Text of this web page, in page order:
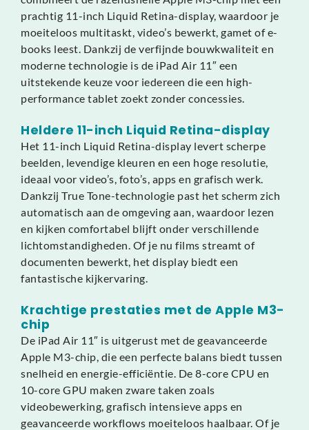
prachtig 11-inch Liquid Retina-display, waardoor je
moeiteloos multitaskt, video’s bewerkt, gamet of e-
books leest. Dankzij de verfijnde bouwkwaliteit en
moderne technologie is de iPad Air 11″ een
uitstekende keuze voor iedereen die een high-
performance tablet zoekt zonder concessies.
Heldere 11-inch Liquid Retina-display
Het 11-inch Liquid Retina-display levert scherpe
beelden, levendige kleuren en een hoge resolutie,
ideaal voor video’s, foto’s, apps en grafisch werk.
Dankzij True Tone-technologie past het scherm zich
automatisch aan de omgeving aan, waardoor lezen
en kijken comfortabel blijft onder verschillende
lichtomstandigheden. Of je nu films streamt of
documenten bewerkt, het display biedt een
fantastische kijkervaring.
Krachtige prestaties met de Apple M3-
chip
De iPad Air 11″ is uitgerust met de geavanceerde
Apple M3-chip, die een perfecte balans biedt tussen
snelheid en energie-efficiëntie. De 8-core CPU en
10-core GPU maken zware taken zoals
videobewerking, grafisch intensieve apps en
geavanceerde workflows moeiteloos haalbaar. Of je